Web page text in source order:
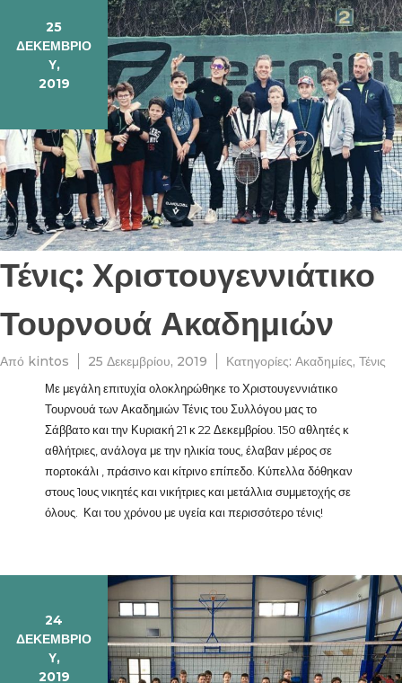
25
ΔΕΚΕΜΒΡΊΟ
Υ,
2019
Τένις: Χριστουγεννιάτικο
Τουρνουά Ακαδημιών
Από kintos 25 Δεκεμβρίου, 2019 Κατηγορίες: Ακαδημίες, Τένις
Με μεγάλη επιτυχία ολοκληρώθηκε το Χριστουγεννιάτικο
Τουρνουά των Ακαδημιών Τένις του Συλλόγου μας το
Σάββατο και την Κυριακή 21 κ 22 Δεκεμβρίου. 150 αθλητές κ
αθλήτριες, ανάλογα με την ηλικία τους, έλαβαν μέρος σε
πορτοκάλι , πράσινο και κίτρινο επίπεδο. Κύπελλα δόθηκαν
στους 1ους νικητές και νικήτριες και μετάλλια συμμετοχής σε
όλους. Και του χρόνου με υγεία και περισσότερο τένις!
24
ΔΕΚΕΜΒΡΊΟ
Υ,
2019